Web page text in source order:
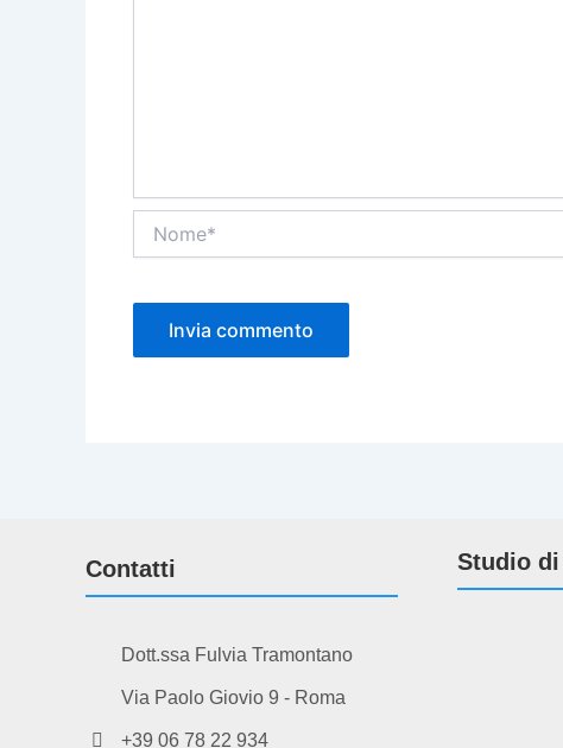
Contatti
Dott.ssa Fulvia Tramontano
Via Paolo Giovio 9 - Roma
+39 06 78 22 934
Studio